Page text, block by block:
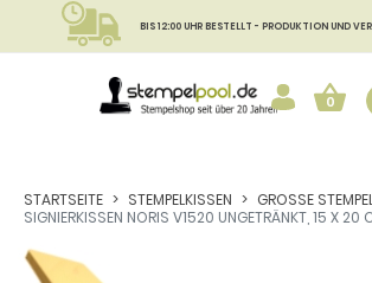
BIS 12:00 UHR BESTELLT - PRODUKTION UND
0
STARTSEITE STEMPELKISSEN
GROSSE
SIGNIERKISSEN NORIS V1520 UNGETRÄNKT, 15 X 20